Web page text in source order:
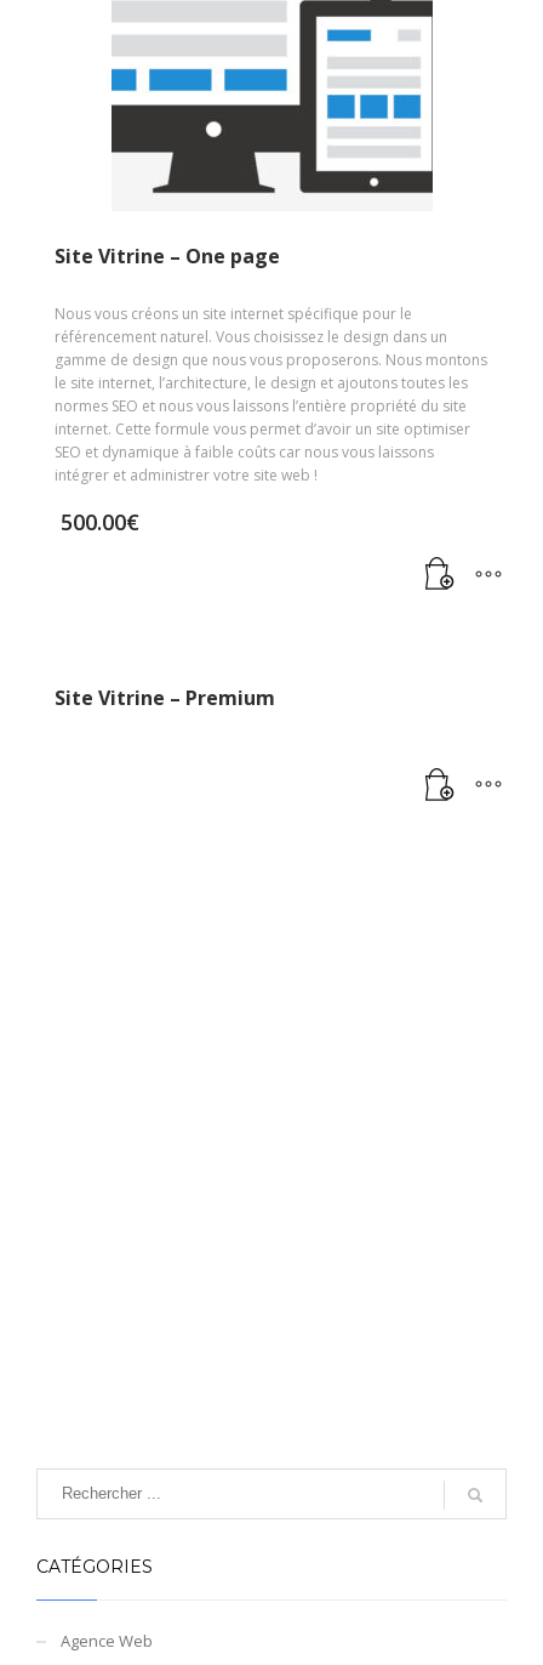
Site Vitrine – One page
Nous vous créons un site internet spécifique pour le
référencement naturel. Vous choisissez le design dans un
gamme de design que nous vous proposerons. Nous montons
le site internet, l’architecture, le design et ajoutons toutes les
normes SEO et nous vous laissons l’entière propriété du site
internet. Cette formule vous permet d’avoir un site optimiser
SEO et dynamique à faible coûts car nous vous laissons
intégrer et administrer votre site web !
500.00€
Site Vitrine – Premium
CATÉGORIES
Agence Web